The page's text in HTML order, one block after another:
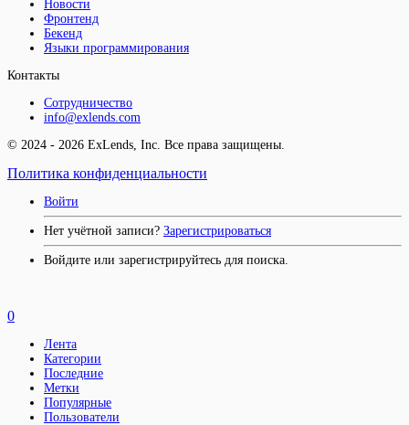
Новости
Фронтенд
Бекенд
Языки программирования
Контакты
Сотрудничество
info@exlends.com
© 2024 - 2026 ExLends, Inc. Все права защищены.
Политика конфиденциальности
Войти
Нет учётной записи? Зарегистрироваться
Войдите или зарегистрируйтесь для поиска.
0
Лента
Категории
Последние
Метки
Популярные
Пользователи